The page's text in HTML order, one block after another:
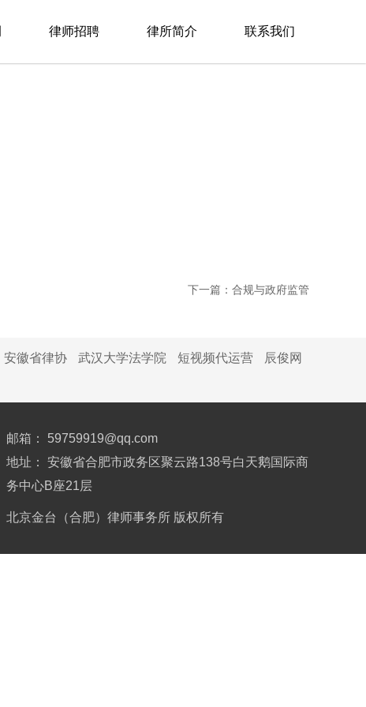
律师招聘 律所简介 联系我们
下一篇：合规与政府监管
安徽省律协 武汉大学法学院 短视频代运营
辰俊网
邮箱： 59759919@qq.com
地址： 安徽省合肥市政务区聚云路138号白天鹅国际商
务中心B座21层
北京金台（合肥）律师事务所 版权所有